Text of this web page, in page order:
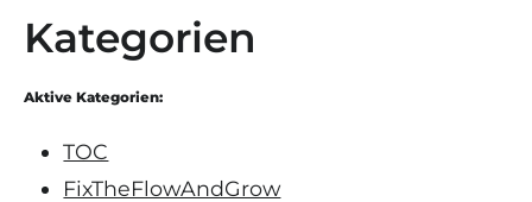
Kategorien
Aktive Kategorien:
TOC
FixTheFlowAndGrow